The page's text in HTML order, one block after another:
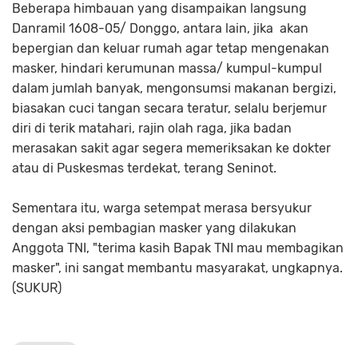
Beberapa himbauan yang disampaikan langsung
Danramil 1608-05/ Donggo, antara lain, jika akan
bepergian dan keluar rumah agar tetap mengenakan
masker, hindari kerumunan massa/ kumpul-kumpul
dalam jumlah banyak, mengonsumsi makanan bergizi,
biasakan cuci tangan secara teratur, selalu berjemur
diri di terik matahari, rajin olah raga, jika badan
merasakan sakit agar segera memeriksakan ke dokter
atau di Puskesmas terdekat, terang Seninot.
Sementara itu, warga setempat merasa bersyukur
dengan aksi pembagian masker yang dilakukan
Anggota TNI, "terima kasih Bapak TNI mau membagikan
masker", ini sangat membantu masyarakat, ungkapnya.
(SUKUR)